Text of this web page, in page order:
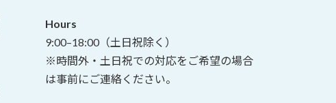
Hours
9:00–18:00（土日祝除く）
※時間外・土日祝での対応をご希望の場合
は事前にご連絡ください。